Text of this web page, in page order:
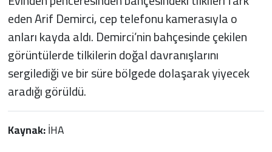
eden Arif Demirci, cep telefonu kamerasıyla o
anları kayda aldı. Demirci’nin bahçesinde çekilen
görüntülerde tilkilerin doğal davranışlarını
sergilediği ve bir süre bölgede dolaşarak yiyecek
aradığı görüldü.
Kaynak:İHA